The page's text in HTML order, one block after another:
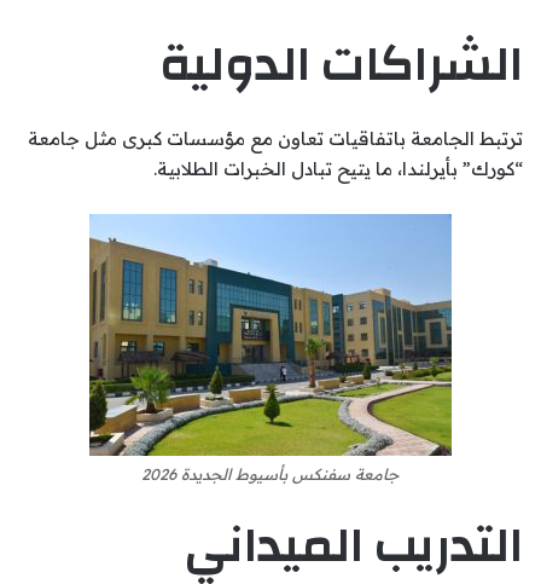
الشراكات الدولية
ترتبط الجامعة باتفاقيات تعاون مع مؤسسات كبرى مثل جامعة
“كورك” بأيرلندا، ما يتيح تبادل الخبرات الطلابية.
جامعة سفنكس بأسيوط الجديدة 2026
التدريب الميداني